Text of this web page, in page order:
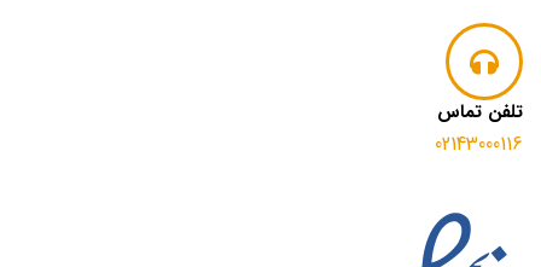
تلفن تماس
02143000116